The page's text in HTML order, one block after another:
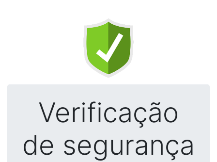
Verificação
de segurança